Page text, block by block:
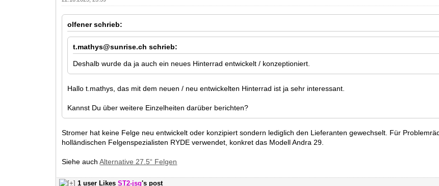
olfener schrieb:
t.mathys@sunrise.ch schrieb:
Deshalb wurde da ja auch ein neues Hinterrad entwickelt / konzeptioniert.
Hallo t.mathys, das mit dem neuen / neu entwickelten Hinterrad ist ja sehr interessant.
Kannst Du über weitere Einzelheiten darüber berichten?
Stromer hat keine Felge neu entwickelt oder konzipiert sondern lediglich den Lieferanten gewechselt. Für
holländischen Felgenspezialisten RYDE verwendet, konkret das Modell Andra 29.
Siehe auchAlternative 27.5“ Felgen
1 user LikesST2-jsg's post